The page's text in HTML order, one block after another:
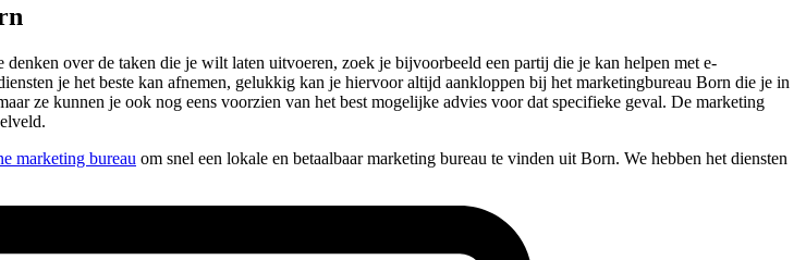
over de taken die je wilt laten uitvoeren, zoek je bijvoorbeeld een partij die je kan helpen met e-
je het beste kan afnemen, gelukkig kan je hiervoor altijd aankloppen bij het marketingbureau Born die je in
ze kunnen je ook nog eens voorzien van het best mogelijke advies voor dat specifieke geval. De marketing
marketing bureau om snel een lokale en betaalbaar marketing bureau te vinden uit Born. We hebben het diensten